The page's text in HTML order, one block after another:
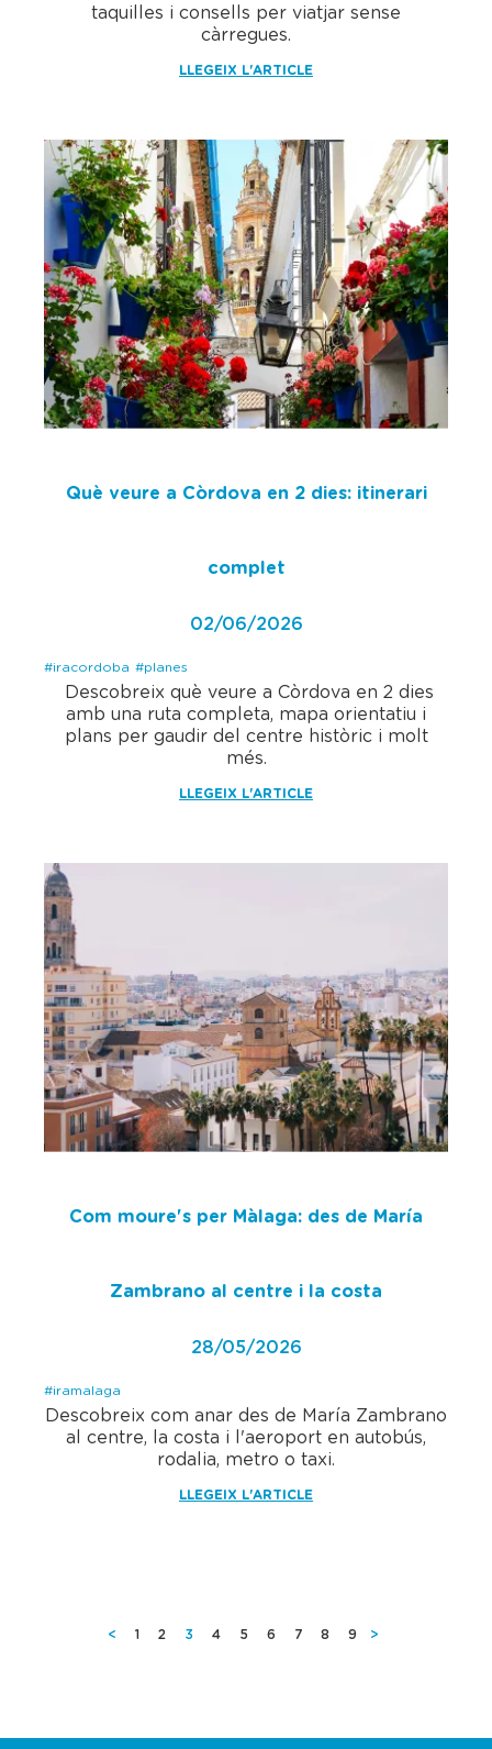
taquilles i consells per viatjar sense
càrregues.
LLEGEIX L'ARTICLE
Què veure a Còrdova en 2 dies: itinerari
complet
02/06/2026
#iracordoba #planes
Descobreix què veure a Còrdova en 2 dies
amb una ruta completa, mapa orientatiu i
plans per gaudir del centre històric i molt
més.
LLEGEIX L'ARTICLE
Com moure's per Màlaga: des de María
Zambrano al centre i la costa
28/05/2026
#iramalaga
Descobreix com anar des de María Zambrano
al centre, la costa i l'aeroport en autobús,
rodalia, metro o taxi.
LLEGEIX L'ARTICLE
Pàgina
1 Pàgina
2
Pàgina
3 Pàgina
4 Pàgina
5 Pàgina
6 Pàgina
7 Pàgina
8 Pàgina
9